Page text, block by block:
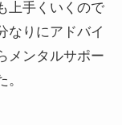
上手くいくので
なりにアドバイ
メンタルサポー